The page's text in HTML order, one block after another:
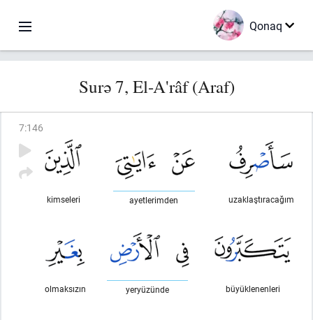
Qonaq
Surə 7, El-A'râf (Araf)
7:146
uzaklaştıracağım
ayetlerimden
kimseleri
büyüklenenleri
yeryüzünde
olmaksızın